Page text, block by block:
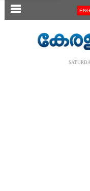
SECTIONS